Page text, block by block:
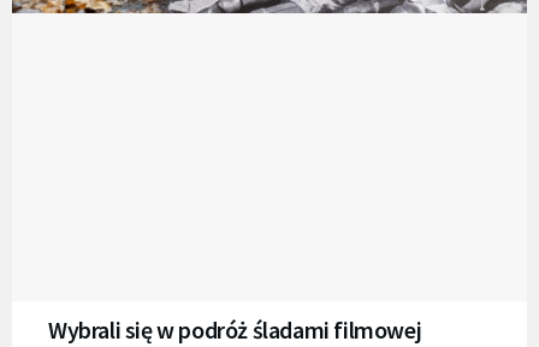
Wybrali się w podróż śladami filmowej